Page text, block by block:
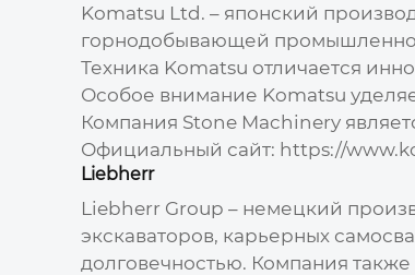
Komatsu Ltd. – японский
горнодобывающей
Техника Komatsu отличается
Особое внимание Komatsu
Компания Stone Machinery
Официальный сайт: https://
Liebherr
Liebherr Group – немецкий
экскаваторов, карьерных
долговечностью. Компания